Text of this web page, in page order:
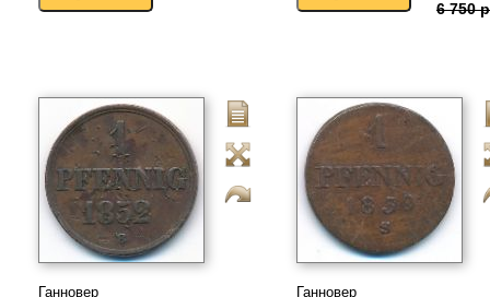
6 750
Ганновер
Ганновер